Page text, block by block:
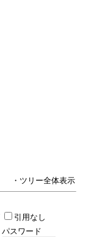
・ツリー全体表示
引用なし
パスワード